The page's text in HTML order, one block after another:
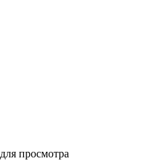
для просмотра